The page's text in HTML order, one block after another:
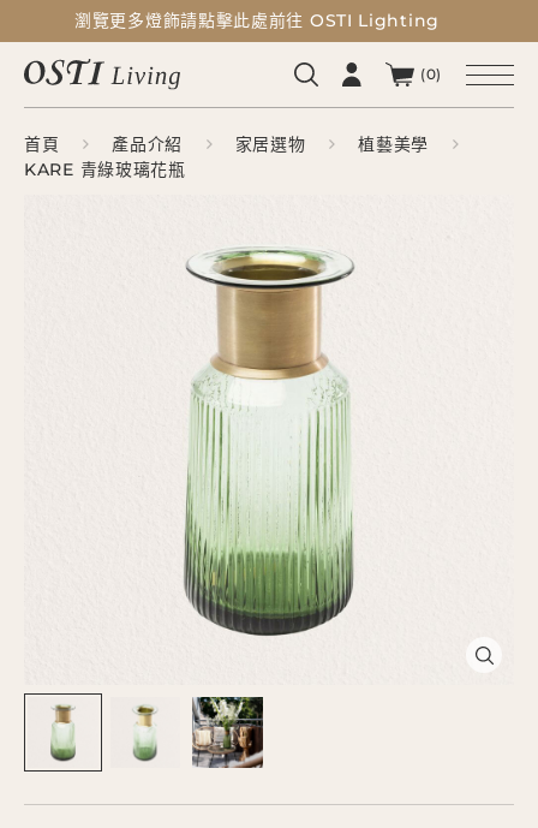
瀏覽更多燈飾請點擊此處前往 OSTI Lighting
瀏覽更多燈飾請點擊此處前往 OSTI Lighting
(0)
首頁 產品介紹 家居選物
植藝美學
KARE 青綠玻璃花瓶